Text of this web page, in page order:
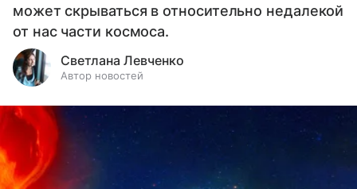
может скрываться в относительно недалекой
от нас части космоса.
Светлана Левченко
Автор новостей